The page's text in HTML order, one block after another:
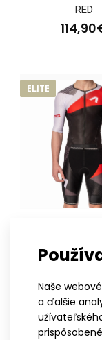
Naše
a ďalšie
Triatlonová
RED
ELITE
Triatlonová
REVOLT